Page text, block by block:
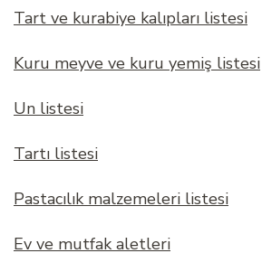
Tart ve kurabiye kalıpları listesi
Kuru meyve ve kuru yemiş listesi
Un listesi
Tartı listesi
Pastacılık malzemeleri listesi
Ev ve mutfak aletleri